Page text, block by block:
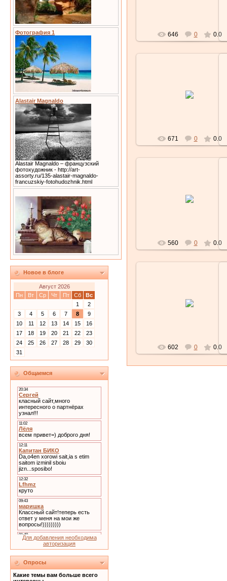
Фотография 1
Alastair Magnaldo
Alastair Magnaldo – французский
фотохудожник - http://art-
assorty.ru/135-alastair-magnaldo-
francuzskiy-fotohudozhnik.html
Новое в блоге
Август 2026
Пн
Вт Ср Чт Пт Сб
Вс
1
2
3
4 5 6 7 8
9
10
11 12 13 14 15
16
17
18 19 20 21 22
23
24
25 26 27 28 29
30
31
Общаемся
Для добавления необходима
авторизация
Опросы
Какие темы вам больше всего
646 0 0.0
671 0 0.0
560 0 0.0
602 0 0.0